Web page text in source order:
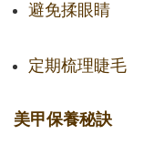
避免揉眼睛
定期梳理睫毛
美甲保養秘訣